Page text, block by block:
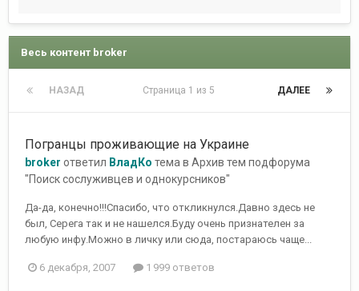
Весь контент broker
НАЗАД ДАЛЕЕ
Страница 1 из 5
Погранцы проживающие на Украине
broker ответил ВладКо тема в Архив тем подфорума
"Поиск сослуживцев и однокурсников"
Да-да, конечно!!!Спасибо, что откликнулся.Давно здесь не
был, Серега так и не нашелся.Буду очень признателен за
любую инфу.Можно в личку или сюда, постараюсь чаще...
6 декабря, 2007 1 999 ответов